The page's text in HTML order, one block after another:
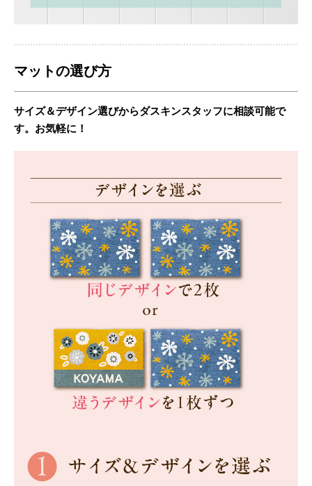
マットの選び方
サイズ＆デザイン選びからダスキンスタッフに相談可能で
す。お気軽に！